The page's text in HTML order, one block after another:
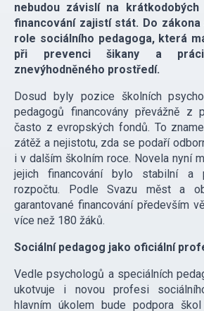
nebudou závislí na
financování zajistí stát. Do
role sociálního pedagoga, která
při prevenci šikany a
znevýhodněného prostředí.
Dosud byly pozice školních
pedagogů financovány převážně z
často z evropských fondů. To
zátěž a nejistotu, zda se podaří
i v dalším školním roce. Novela nyní
jejich financování bylo stabilní a
rozpočtu. Podle Svazu měst a
garantované financování především
více než 180 žáků.
Sociální pedagog jako oficiální
Vedle psychologů a speciálních
ukotvuje i novou profesi
hlavním úkolem bude podpora